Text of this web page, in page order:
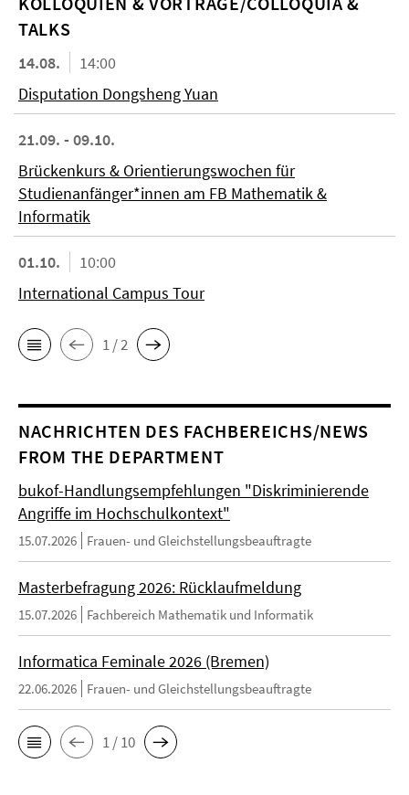
TALKS
14.08.
14:00
Disputation Dongsheng Yuan
21.09. - 09.10.
Brückenkurs & Orientierungswochen für
Studienanfänger*innen am FB Mathematik &
Informatik
01.10.
10:00
International Campus Tour
1 / 2
NACHRICHTEN DES FACHBEREICHS/NEWS
FROM THE DEPARTMENT
bukof-Handlungsempfehlungen "Diskriminierende
Angriffe im Hochschulkontext"
15.07.2026 Frauen- und Gleichstellungsbeauftragte
Masterbefragung 2026: Rücklaufmeldung
15.07.2026 Fachbereich Mathematik und Informatik
Informatica Feminale 2026 (Bremen)
22.06.2026 Frauen- und Gleichstellungsbeauftragte
1 / 10